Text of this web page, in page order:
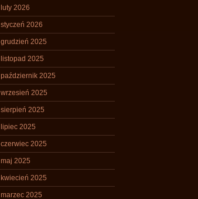
luty 2026
styczeń 2026
grudzień 2025
listopad 2025
październik 2025
wrzesień 2025
sierpień 2025
lipiec 2025
czerwiec 2025
maj 2025
kwiecień 2025
marzec 2025